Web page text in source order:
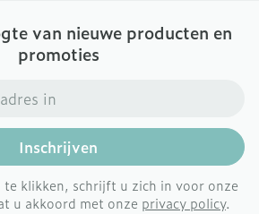
van nieuwe producten en
promoties
Inschrijven
klikken, schrijft u zich in voor onze
u akkoord met onze privacy policy.